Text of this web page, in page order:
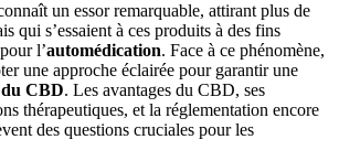
un essor remarquable, attirant plus de
qui s’essaient à ces produits à des fins
l’automédication. Face à ce phénomène,
une approche éclairée pour garantir une
du CBD. Les avantages du CBD, ses
thérapeutiques, et la réglementation encore
des questions cruciales pour les